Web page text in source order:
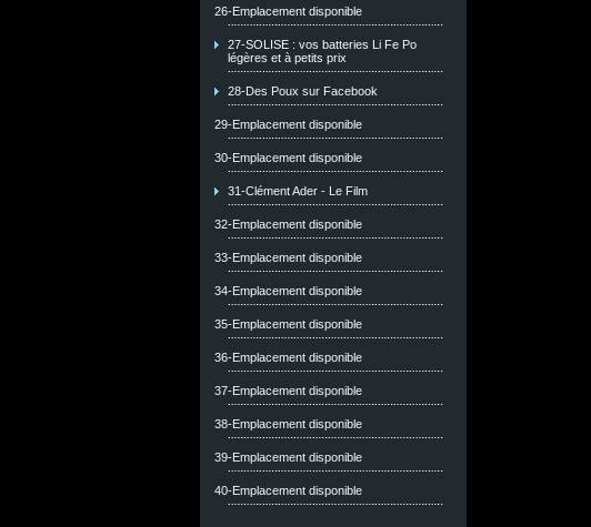
26-Emplacement disponible
27-SOLISE : vos batteries Li Fe Po
légères et à petits prix
28-Des Poux sur Facebook
29-Emplacement disponible
30-Emplacement disponible
31-Clément Ader - Le Film
32-Emplacement disponible
33-Emplacement disponible
34-Emplacement disponible
35-Emplacement disponible
36-Emplacement disponible
37-Emplacement disponible
38-Emplacement disponible
39-Emplacement disponible
40-Emplacement disponible